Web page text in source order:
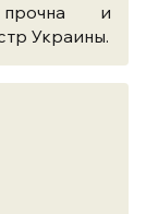
и
Украины.